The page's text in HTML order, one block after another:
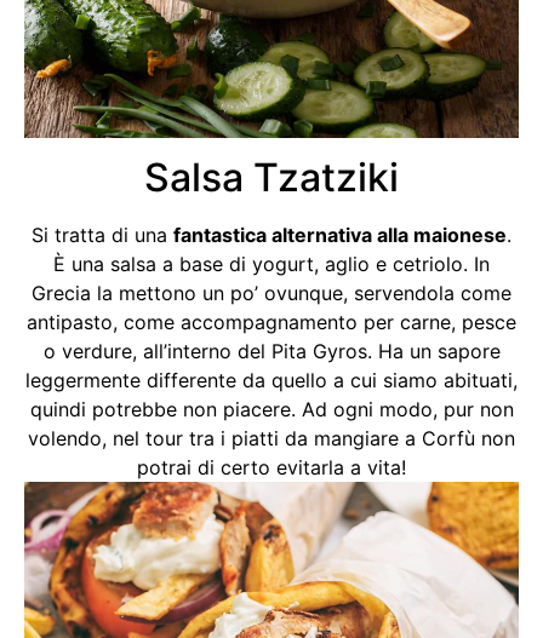
Salsa Tzatziki
Si tratta di una fantastica alternativa alla maionese.
È una salsa a base di yogurt, aglio e cetriolo. In
Grecia la mettono un po’ ovunque, servendola come
antipasto, come accompagnamento per carne, pesce
o verdure, all’interno del Pita Gyros. Ha un sapore
leggermente differente da quello a cui siamo abituati,
quindi potrebbe non piacere. Ad ogni modo, pur non
volendo, nel tour tra i piatti da mangiare a Corfù non
potrai di certo evitarla a vita!